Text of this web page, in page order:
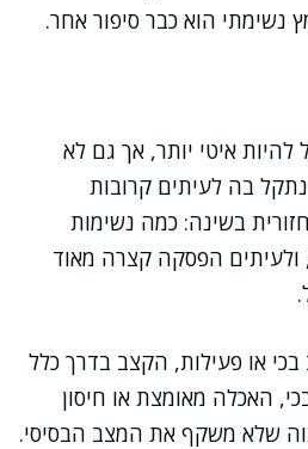
נשימתי הוא כבר סיפור אחר.
איטי יותר, אך גם לא
בה לעיתים קרובות
בשינה: כמה נשימות
הפסקה קצרה מאוד
בכי או פעילות, הקצב בדרך כלל
האכלה מאומצת או חיסון
שלא משקף את המצב הבסיסי.